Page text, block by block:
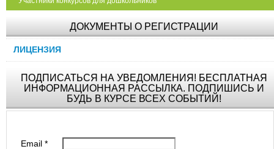
ДОКУМЕНТЫ О РЕГИСТРАЦИИ
ЛИЦЕНЗИЯ
ПОДПИСАТЬСЯ НА УВЕДОМЛЕНИЯ! БЕСПЛАТНАЯ
ИНФОРМАЦИОННАЯ РАССЫЛКА. ПОДПИШИСЬ И
БУДЬ В КУРСЕ ВСЕХ СОБЫТИЙ!
Email*